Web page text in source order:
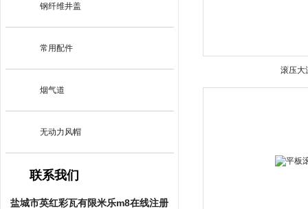
钢纤维井盖
常用配件
烟气道
无动力风帽
联系我们
盐城市英红彩瓦有限米乐m8在线注册
滚压大